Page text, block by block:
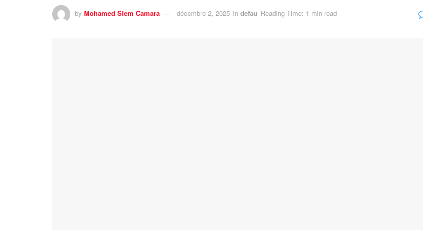
by Mohamed Slem Camara décembre 2, 2025 in defau Reading Time: 1 min read